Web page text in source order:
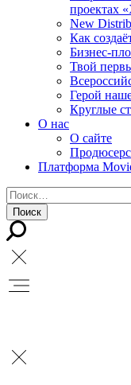
проектах
New
Как
Бизнес-
Твой
Герой
Круглые
О нас
О сайте
Платформа